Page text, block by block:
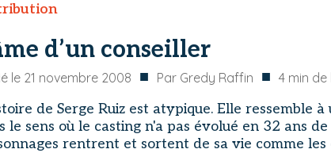
d’un conseiller
le 21 novembre 2008 ■ Par Gredy Raffin ■ 4 min
de Serge Ruiz est atypique. Elle ressemble
le sens où le casting n'a pas évolué en 32 ans
rentrent et sortent de sa vie comme les